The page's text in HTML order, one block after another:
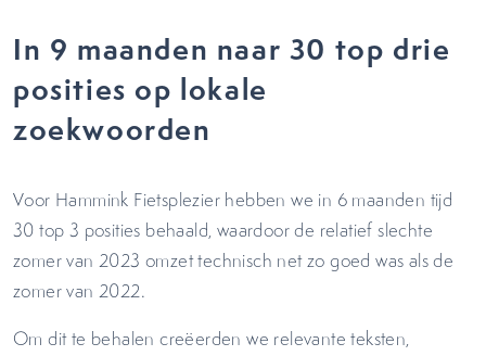
In 9 maanden naar 30 top drie
posities op lokale
zoekwoorden
Voor Hammink Fietsplezier hebben we in 6 maanden tijd
30 top 3 posities behaald, waardoor de relatief slechte
zomer van 2023 omzet technisch net zo goed was als de
zomer van 2022.
Om dit te behalen creëerden we relevante teksten,